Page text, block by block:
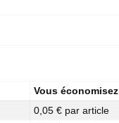
Vous économisez
0,05 € par article